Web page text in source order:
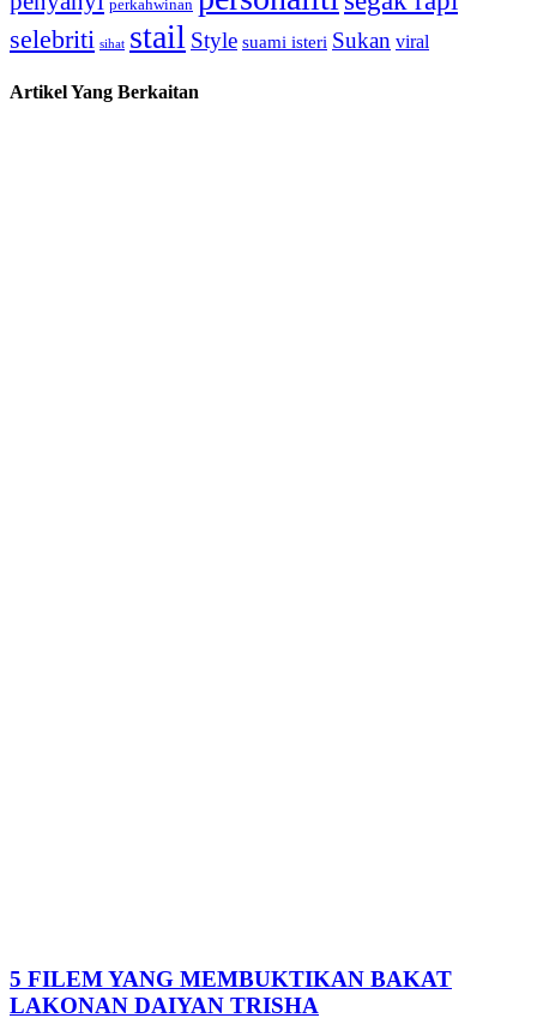
perkahwinan
selebriti sihat stail Style suami isteri Sukan viral
Artikel Yang Berkaitan
5 FILEM YANG MEMBUKTIKAN BAKAT
LAKONAN DAIYAN TRISHA